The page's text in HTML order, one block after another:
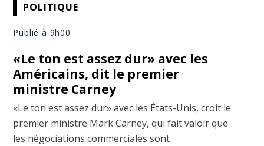
POLITIQUE
Publié à 9h00
«Le ton est assez dur» avec les
Américains, dit le premier
ministre Carney
«Le ton est assez dur» avec les États-Unis, croit le
premier ministre Mark Carney, qui fait valoir que
les négociations commerciales sont